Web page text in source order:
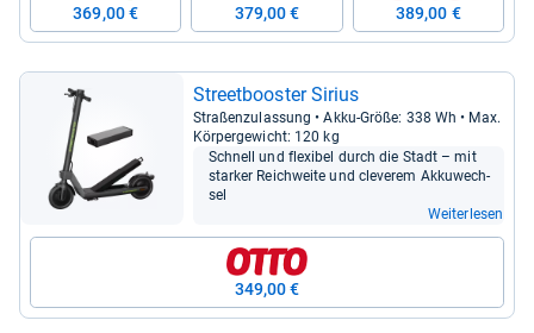
369,00 € 379,00 € 389,00 €
Street­boos­ter Sirius
Stra­ßen­zu­las­sung • Akku-​Größe: 338 Wh • Max.
Kör­per­ge­wicht: 120 kg
Schnell und fle­xi­bel durch die Stadt – mit
star­ker Reich­weite und cle­verem Akku­wech­
sel
Weiterlesen
349,00 €